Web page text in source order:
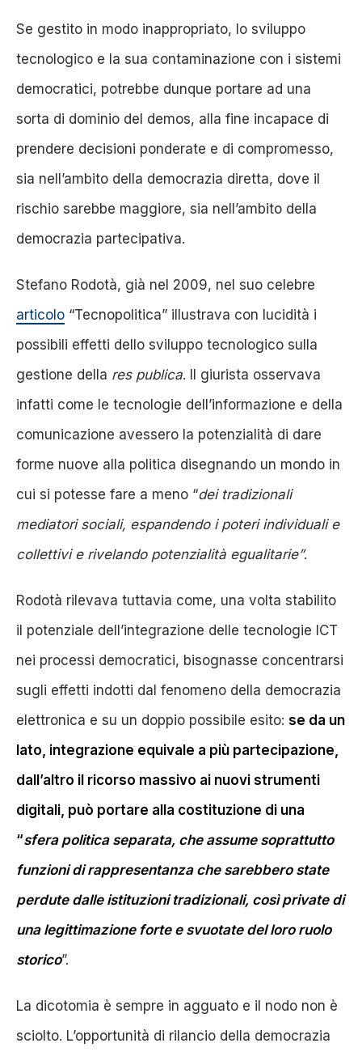
Se gestito in modo inappropriato, lo sviluppo
tecnologico e la sua contaminazione con i sistemi
democratici, potrebbe dunque portare ad una
sorta di dominio del demos, alla fine incapace di
prendere decisioni ponderate e di compromesso,
sia nell’ambito della democrazia diretta, dove il
rischio sarebbe maggiore, sia nell’ambito della
democrazia partecipativa.
Stefano Rodotà, già nel 2009, nel suo celebre
articolo “Tecnopolitica” illustrava con lucidità i
possibili effetti dello sviluppo tecnologico sulla
gestione della res publica. Il giurista osservava
infatti come le tecnologie dell’informazione e della
comunicazione avessero la potenzialità di dare
forme nuove alla politica disegnando un mondo in
cui si potesse fare a meno “dei tradizionali
mediatori sociali, espandendo i poteri individuali e
collettivi e rivelando potenzialità egualitarie”.
Rodotà rilevava tuttavia come, una volta stabilito
il potenziale dell’integrazione delle tecnologie ICT
nei processi democratici, bisognasse concentrarsi
sugli effetti indotti dal fenomeno della democrazia
elettronica e su un doppio possibile esito: se da un
lato, integrazione equivale a più partecipazione,
dall’altro il ricorso massivo ai nuovi strumenti
digitali, può portare alla costituzione di una
“sfera politica separata, che assume soprattutto
funzioni di rappresentanza che sarebbero state
perdute dalle istituzioni tradizionali, così private di
una legittimazione forte e svuotate del loro ruolo
storico”.
La dicotomia è sempre in agguato e il nodo non è
sciolto. L’opportunità di rilancio della democrazia